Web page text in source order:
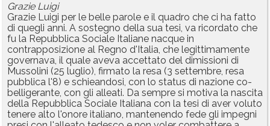
Grazie Luigi
Grazie Luigi per le belle parole e il quadro che ci ha fatto
di quegli anni. A sostegno della sua tesi, va ricordato che
fu la Repubblica Sociale Italiane nacque in
contrapposizione al Regno d'Italia, che legittimamente
governava, il quale aveva accettato del dimissioni di
Mussolini (25 luglio), firmato la resa (3 settembre, resa
pubblica l'8) e schieandosi, con lo status di nazione co-
belligerante, con gli alleati. Da sempre si motiva la nascita
della Repubblica Sociale Italiana con la tesi di aver voluto
tenere alto l'onore italiano, mantenendo fede gli impegni